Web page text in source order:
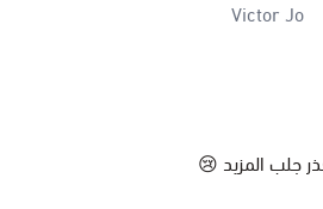
Victor Jo
جلب المزيد 😢